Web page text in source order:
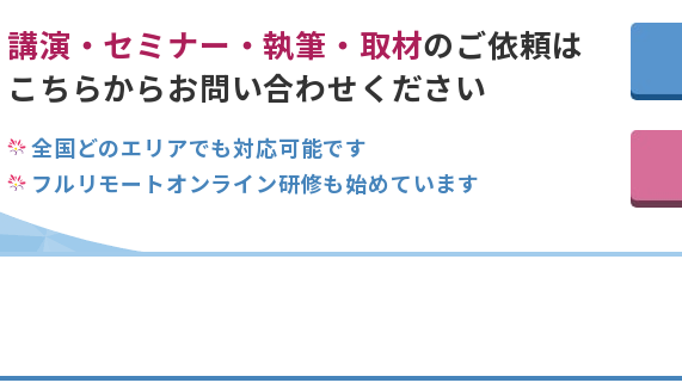
講演・セミナー・執筆・取材のご依頼は
こちらからお問い合わせください
全国どのエリアでも対応可能です
フルリモートオンライン研修も始めています